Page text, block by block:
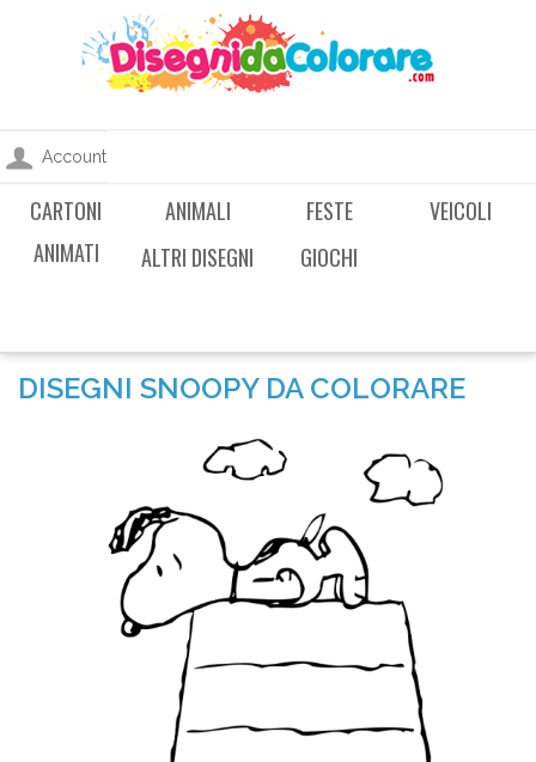
Account
CARTONI
ANIMATI
ANIMALI FESTE
VEICOLI
ALTRI DISEGNI
GIOCHI
DISEGNI SNOOPY DA COLORARE